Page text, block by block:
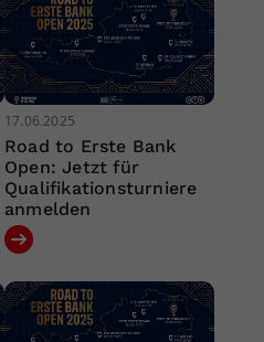
17.06.2025
Road to Erste Bank
Open: Jetzt für
Qualifikationsturniere
anmelden